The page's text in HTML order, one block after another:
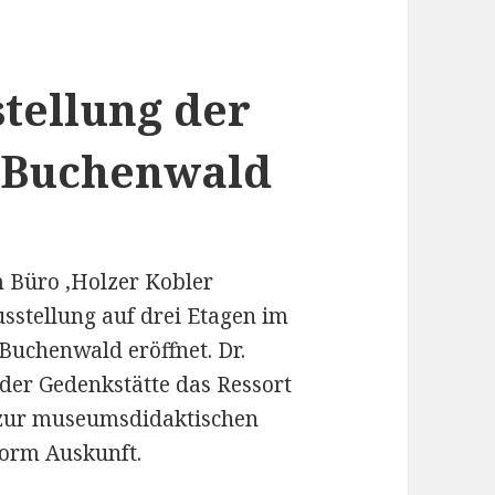
der
‚Holzer Kobler
auf drei Etagen im
eröffnet. Dr.
Gedenkstätte das Ressort
museumsdidaktischen
Auskunft.